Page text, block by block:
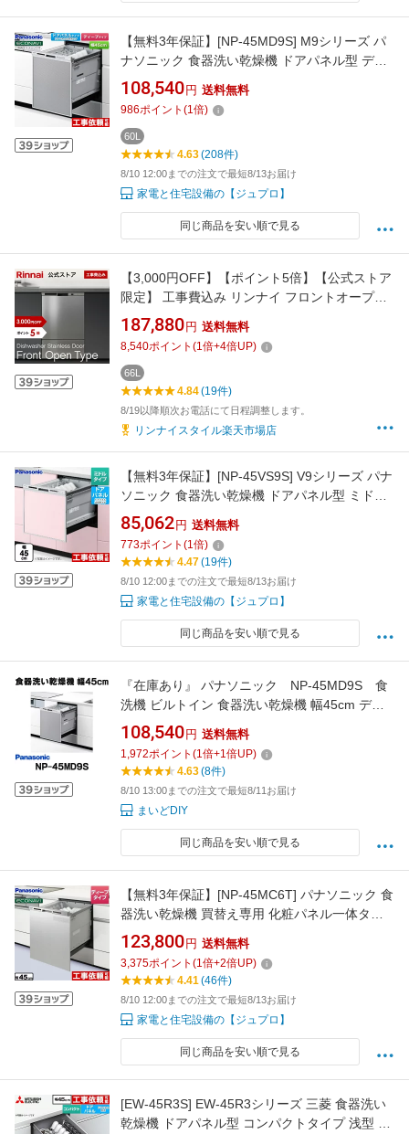
【無料3年保証】[NP-45MD9S] M9シリーズ パ
ナソニック 食器洗い乾燥機 ドアパネル型 ディ
ープタイプ 約6人分（48点） 運転コース：6コ
ース(低温・標準・強力・スピーディ・予約・乾
燥) シルバー 【送料無料】
108,540 円 送料無料
986ポイント (1倍)
60L
4.63(208件)
8/10 12:00までの注文で最短8/13お届け
家電と住宅設備の【ジュプロ】
同じ商品を安い順で見る
【3,000円OFF】【ポイント5倍】【公式ストア
限定】 工事費込み リンナイ フロントオープン
タイプ 食洗機 ビルトイン 食器洗い乾燥機 ステ
ンレスドア 通常モデル 幅45cm 食器洗浄機
187,880 円 送料無料
8,540ポイント (1倍+4倍UP)
66L
4.84(19件)
8/19以降順次お電話にて日程調整します。
リンナイスタイル楽天市場店
【無料3年保証】[NP-45VS9S] V9シリーズ パナ
ソニック 食器洗い乾燥機 ドアパネル型 ミドル
タイプ 約5人分（40点） 運転コース：6コース
(低温・少量・標準・強力・予約・乾燥) シルバ
ー 【送料無料】
85,062 円 送料無料
773ポイント (1倍)
4.47(19件)
8/10 12:00までの注文で最短8/13お届け
家電と住宅設備の【ジュプロ】
同じ商品を安い順で見る
『在庫あり』 パナソニック NP-45MD9S 食
洗機 ビルトイン 食器洗い乾燥機 幅45cm ディ
ープタイプ ドアパネル型 ドアパネル別売 (NP-
45MD8S の後継品) ☆2【あす楽関東】
108,540 円 送料無料
1,972ポイント (1倍+1倍UP)
4.63(8件)
8/10 13:00までの注文で最短8/11お届け
まいどDIY
同じ商品を安い順で見る
【無料3年保証】[NP-45MC6T] パナソニック 食
器洗い乾燥機 買替え専用 化粧パネル一体タイ
プ ディープタイプ 幅45cm 奥行き60cm対応 食
器点数：44点/約6人分 プラネットアーム洗浄
ムービングラック エコナビ シルバー ビルトイ
ン食洗機 食器洗い乾燥機
123,800 円 送料無料
3,375ポイント (1倍+2倍UP)
4.41(46件)
8/10 12:00までの注文で最短8/13お届け
家電と住宅設備の【ジュプロ】
同じ商品を安い順で見る
[EW-45R3S] EW-45R3シリーズ 三菱 食器洗い
乾燥機 ドアパネル型 コンパクトタイプ 浅型 約